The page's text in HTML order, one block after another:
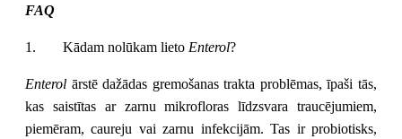
FAQ
1. Kādam nolūkam lieto Enterol?
Enterol ārstē dažādas gremošanas trakta problēmas, īpaši tās,
kas saistītas ar zarnu mikrofloras līdzsvara traucējumiem,
piemēram, caureju vai zarnu infekcijām. Tas ir probiotisks,